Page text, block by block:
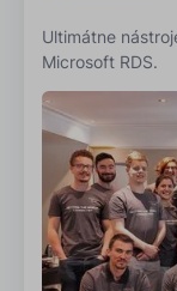
Ultimátne
Microsoft RDS.